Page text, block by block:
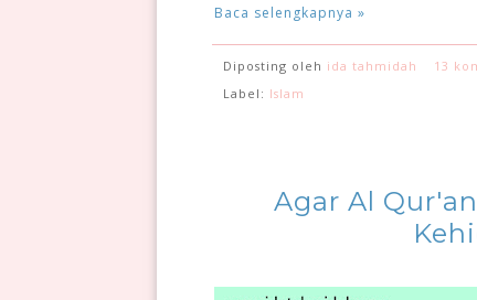
Baca selengkapnya »
Diposting oleh ida tahmidah
13
Label: Islam
Agar Al